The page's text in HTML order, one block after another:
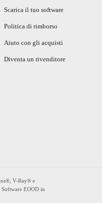
Scarica il tuo software
Politica di rimborso
Aiuto con gli acquisti
Diventa un rivenditore
V-Ray® e
EOOD in